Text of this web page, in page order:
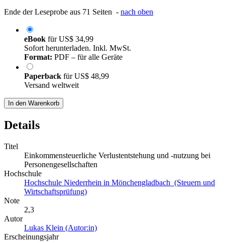
Ende der Leseprobe aus 71 Seiten - nach oben
eBook fürUS$ 34,99
Sofort herunterladen. Inkl. MwSt.
Format: PDF – für alle Geräte
Paperback fürUS$ 48,99
Versand weltweit
In den Warenkorb
Details
Titel
Einkommensteuerliche Verlustentstehung und -nutzung bei
Personengesellschaften
Hochschule
Hochschule Niederrhein in Mönchengladbach (Steuern und
Wirtschaftsprüfung)
Note
2,3
Autor
Lukas Klein (Autor:in)
Erscheinungsjahr